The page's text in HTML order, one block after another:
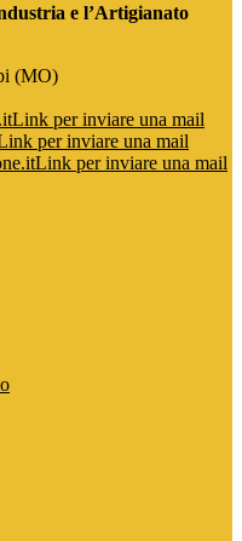
e l’Artigianato
(MO)
Link per inviare una mail
per inviare una mail
Link per inviare una mail